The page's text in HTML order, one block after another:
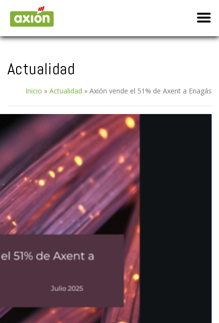
Actualidad
Inicio » Actualidad » Axión vende el 51% de Axent a Enagás